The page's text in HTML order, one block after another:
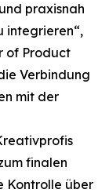
praxisnah
integrieren“,
of Product
Verbindung
mit der
finalen
Kontrolle über